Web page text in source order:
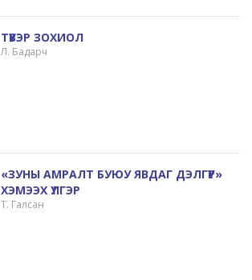
ТҮҮВЭР ЗОХИОЛ
Л. Бадарч
«ЗУНЫ АМРАЛТ БУЮУ ЯВДАГ ДЭЛГҮҮР»
ХЭМЭЭХ ҮЛГЭР
Т. Галсан